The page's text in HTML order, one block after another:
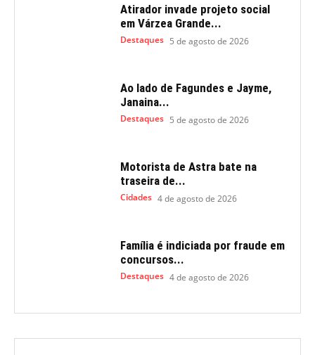
Atirador invade projeto social
em Várzea Grande...
Destaques 5 de agosto de 2026
Ao lado de Fagundes e Jayme,
Janaina...
Destaques 5 de agosto de 2026
Motorista de Astra bate na
traseira de...
Cidades 4 de agosto de 2026
Família é indiciada por fraude em
concursos...
Destaques 4 de agosto de 2026